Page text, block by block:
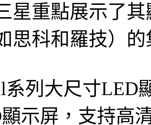
星重點展示了
思科和羅技）
系列大尺寸LED
示屏，支持高